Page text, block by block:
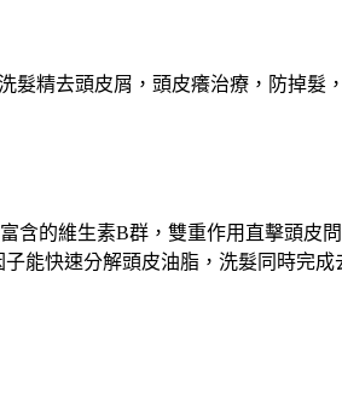
髮精去頭皮屑，頭皮癢治療，防掉髮
含的維生素B群，雙重作用直擊頭皮
能快速分解頭皮油脂，洗髮同時完